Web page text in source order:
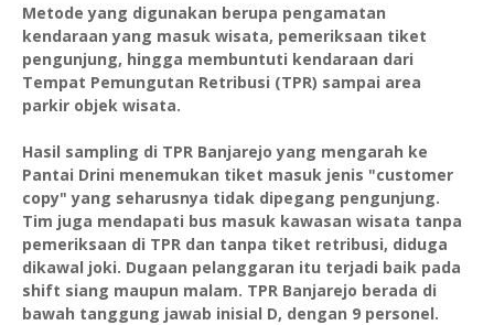
Metode yang digunakan berupa pengamatan
kendaraan yang masuk wisata, pemeriksaan tiket
pengunjung, hingga membuntuti kendaraan dari
Tempat Pemungutan Retribusi (TPR) sampai area
parkir objek wisata.
Hasil sampling di TPR Banjarejo yang mengarah ke
Pantai Drini menemukan tiket masuk jenis "customer
copy" yang seharusnya tidak dipegang pengunjung.
Tim juga mendapati bus masuk kawasan wisata tanpa
pemeriksaan di TPR dan tanpa tiket retribusi, diduga
dikawal joki. Dugaan pelanggaran itu terjadi baik pada
shift siang maupun malam. TPR Banjarejo berada di
bawah tanggung jawab inisial D, dengan 9 personel.